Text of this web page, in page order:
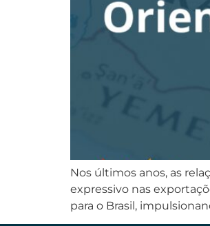
Nos últimos anos, as
expressivo nas
para o Brasil,